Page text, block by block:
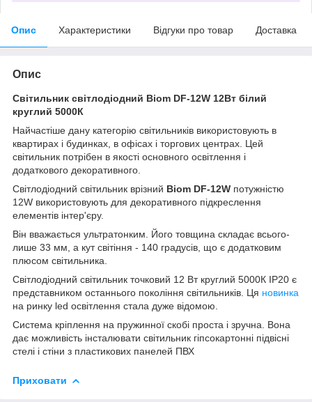
Опис Характеристики Відгуки про товар Доставка
Опис
Світильник світлодіодний Biom DF-12W 12Вт білий
круглий 5000К
Найчастіше дану категорію світильників використовують в
квартирах і будинках, в офісах і торгових центрах. Цей
світильник потрібен в якості основного освітлення і
додаткового декоративного.
Світлодіодний світильник врізний Biom DF-12W потужністю
12W використовують для декоративного підкреслення
елементів інтер'єру.
Він вважається ультратонким. Його товщина складає всього-
лише 33 мм, а кут світіння - 140 градусів, що є додатковим
плюсом світильника.
Світлодіодний світильник точковий 12 Вт круглий 5000К IP20 є
представником останнього покоління світильників. Ця новинка
на ринку led освітлення стала дуже відомою.
Система кріплення на пружинної скобі проста і зручна. Вона
дає можливість інсталювати світильник гіпсокартонні підвісні
стелі і стіни з пластикових панелей ПВХ
Приховати